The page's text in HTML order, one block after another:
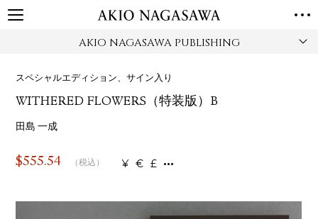
AKIO NAGASAWA PUBLISHING
スペシャルエディション、サイン入り
WITHERED FLOWERS（特装版）B
田島 一成
$555.54 （税込） ¥ € £
TOP
ONLINE
PUBLISHING